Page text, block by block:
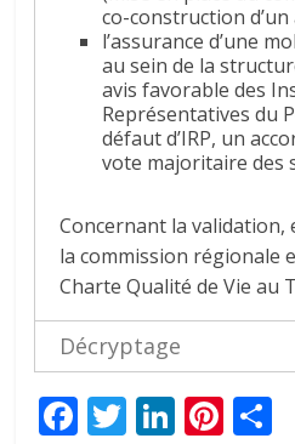
co-construction
l’assurance d’une
au sein de la
avis favorable des
Représentatives du
défaut d’IRP, un
vote majoritaire des
Concernant la validation,
la commission régionale
Charte Qualité de Vie au
Décryptage
F T Li Pi